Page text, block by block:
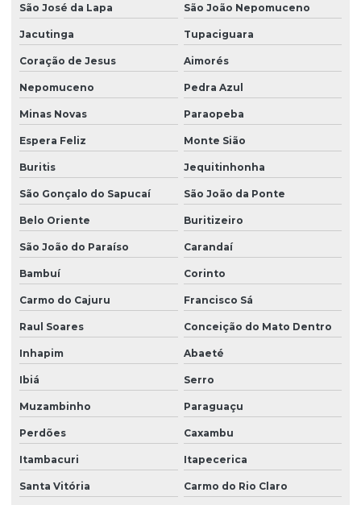
São José da Lapa São João Nepomuceno
Jacutinga Tupaciguara
Coração de Jesus Aimorés
Nepomuceno Pedra Azul
Minas Novas Paraopeba
Espera Feliz Monte Sião
Buritis Jequitinhonha
São Gonçalo do Sapucaí São João da Ponte
Belo Oriente Buritizeiro
São João do Paraíso Carandaí
Bambuí Corinto
Carmo do Cajuru Francisco Sá
Raul Soares Conceição do Mato Dentro
Inhapim Abaeté
Ibiá Serro
Muzambinho Paraguaçu
Perdões Caxambu
Itambacuri Itapecerica
Santa Vitória Carmo do Rio Claro